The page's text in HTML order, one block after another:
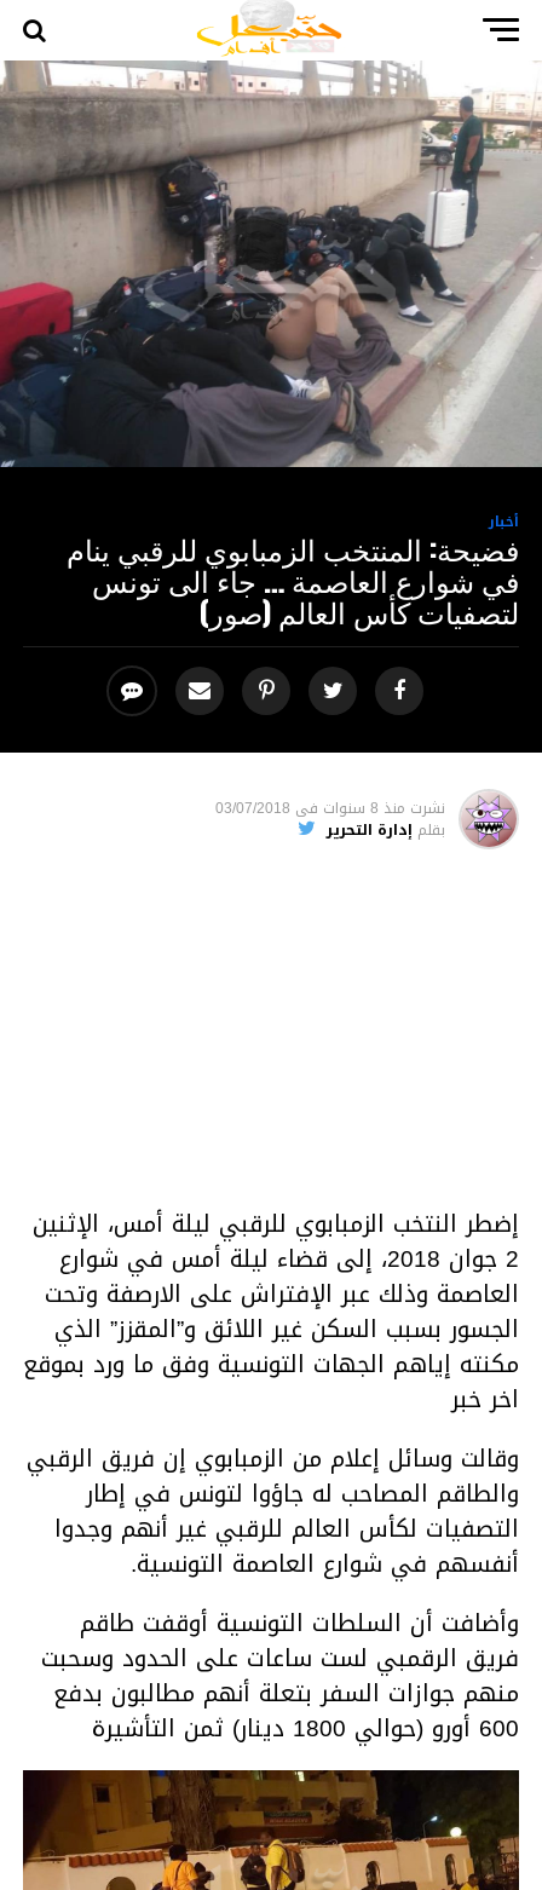
أخبار
فضيحة: المنتخب الزمبابوي للرقبي ينام
في شوارع العاصمة … جاء الى تونس
لتصفيات كأس العالم (صور)
نشرت منذ 8 سنوات فى 03/07/2018
بقلم إدارة التحرير
إضطر النتخب الزمبابوي للرقبي ليلة أمس، الإثنين
2 جوان 2018، إلى قضاء ليلة أمس في شوارع
العاصمة وذلك عبر الإفتراش على الارصفة وتحت
الجسور بسبب السكن غير اللائق و”المقزز” الذي
مكنته إياهم الجهات التونسية وفق ما ورد بموقع
اخر خبر
وقالت وسائل إعلام من الزمبابوي إن فريق الرقبي
والطاقم المصاحب له جاؤوا لتونس في إطار
التصفيات لكأس العالم للرقبي غير أنهم وجدوا
أنفسهم في شوارع العاصمة التونسية.
وأضافت أن السلطات التونسية أوقفت طاقم
فريق الرقمبي لست ساعات على الحدود وسحبت
منهم جوازات السفر بتعلة أنهم مطالبون بدفع
600 أورو (حوالي 1800 دينار) ثمن التأشيرة